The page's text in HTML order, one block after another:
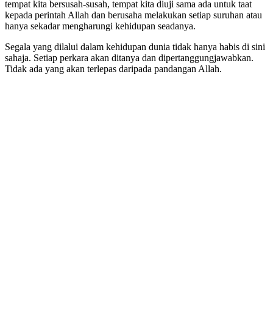
tempat kita bersusah-susah, tempat kita diuji sama ada untuk taat
kepada perintah Allah dan berusaha melakukan setiap suruhan atau
hanya sekadar mengharungi kehidupan seadanya.
Segala yang dilalui dalam kehidupan dunia tidak hanya habis di sini
sahaja. Setiap perkara akan ditanya dan dipertanggungjawabkan.
Tidak ada yang akan terlepas daripada pandangan Allah.